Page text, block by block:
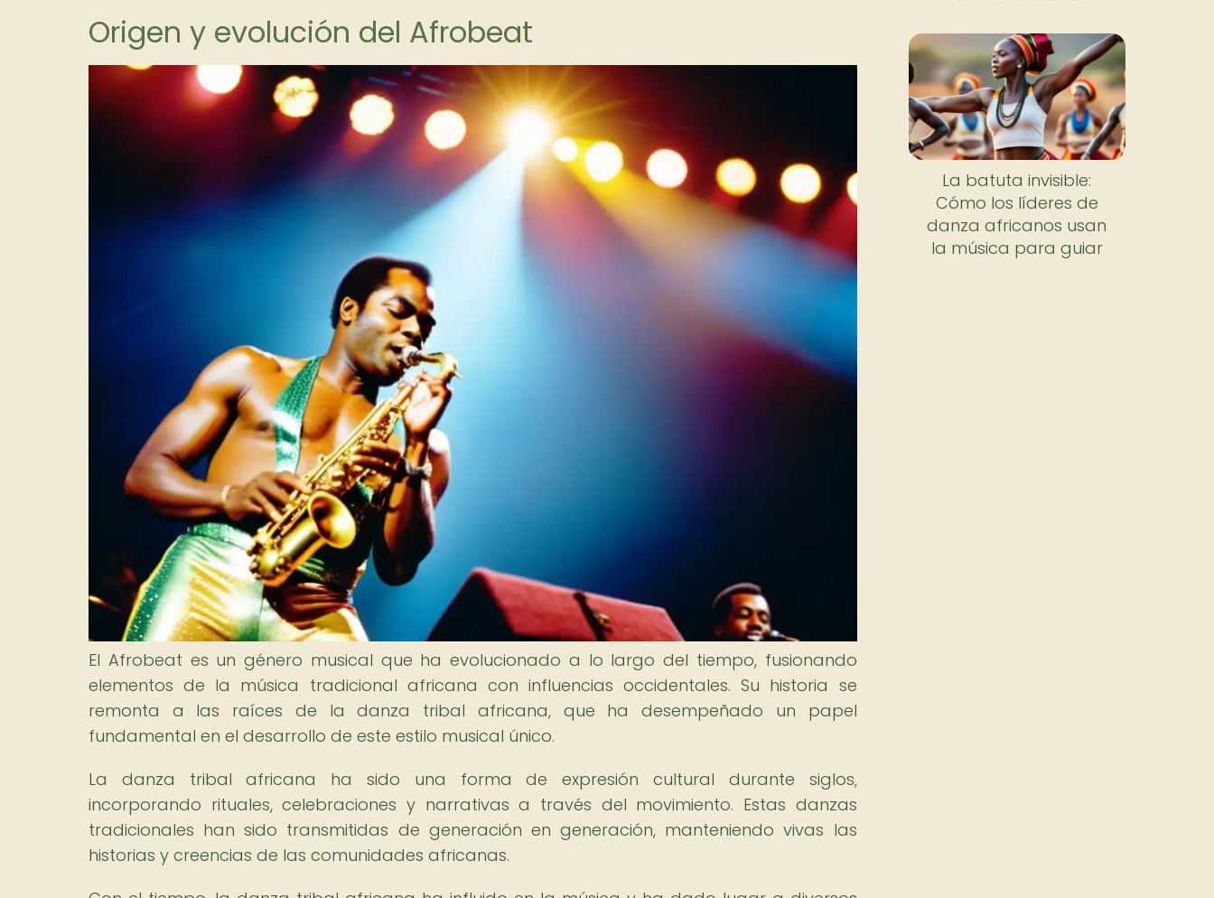
Origen y evolución del Afrobeat
El Afrobeat es un género musical que ha evolucionado a lo largo del tiempo, fusionando
elementos de la música tradicional africana con influencias occidentales. Su historia se
remonta a las raíces de la danza tribal africana, que ha desempeñado un papel
fundamental en el desarrollo de este estilo musical único.
La danza tribal africana ha sido una forma de expresión cultural durante siglos,
incorporando rituales, celebraciones y narrativas a través del movimiento. Estas danzas
tradicionales han sido transmitidas de generación en generación, manteniendo vivas las
historias y creencias de las comunidades africanas.
La batuta invisible:
Cómo los líderes de
danza africanos usan
la música para guiar